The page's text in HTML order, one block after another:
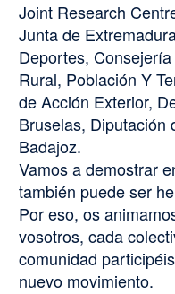
Joint Research
Junta de
Deportes,
Rural, Población Y
de Acción Exterior,
Bruselas, Diputación
Badajoz.
Vamos a demostrar
también puede ser
Por eso, os
vosotros, cada
comunidad
nuevo movimiento.